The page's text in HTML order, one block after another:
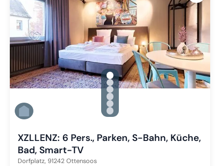
gallery.slide_selector
Zu Slide 1 wechseln
Zu Slide 2 wechseln
Zu Slide 3 wechseln
Zu Slide 4 wechseln
Zu Slide 5 wechseln
Zu Slide 6 wechseln
XZLLENZ: 6 Pers., Parken, S-Bahn, Küche,
Bad, Smart-TV
Dorfplatz, 91242 Ottensoos